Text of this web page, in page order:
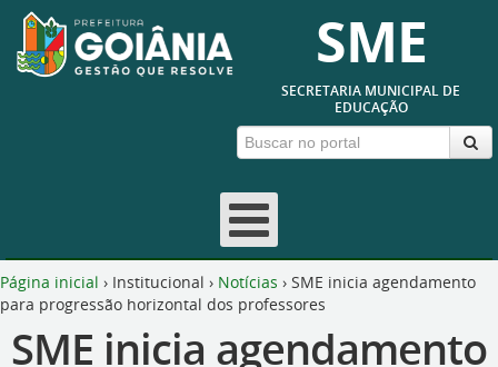
SME
SECRETARIA MUNICIPAL DE
EDUCAÇÃO
Página inicial › Institucional › Notícias › SME inicia agendamento
para progressão horizontal dos professores
SME inicia agendamento